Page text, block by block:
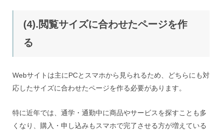
(4).閲覧サイズに合わせたページを作
る
Webサイトは主にPCとスマホから見られるため、どちらにも対
応したサイズに合わせたページを作る必要があります。
特に近年では、通学・通勤中に商品やサービスを探すことも多
くなり、購入・申し込みもスマホで完了させる方が増えている